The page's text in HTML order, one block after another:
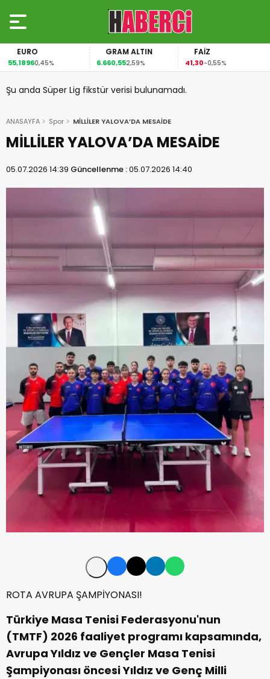
EURO
55,18960,45%
GRAM ALTIN
6.660,552,59%
FAİZ
41,30-0,55%
Şu anda Süper Lig fikstür verisi bulunamadı.
ANASAYFA Spor MİLLİLER YALOVA’DA MESAİDE
MİLLİLER YALOVA’DA MESAİDE
05.07.2026 14:39 Güncellenme :05.07.2026 14:40
ROTA AVRUPA ŞAMPİYONASI!
Türkiye Masa Tenisi Federasyonu'nun
(TMTF) 2026 faaliyet programı kapsamında,
Avrupa Yıldız ve Gençler Masa Tenisi
Şampiyonası öncesi Yıldız ve Genç Milli